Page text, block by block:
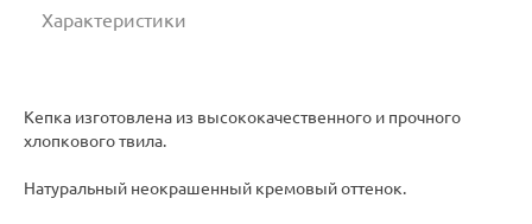
Характеристики
Кепка изготовлена из высококачественного и прочного
хлопкового твила.
Натуральный неокрашенный кремовый оттенок.